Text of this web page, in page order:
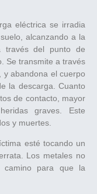
eléctrica se irradia
alcanzando a la
del punto de
Se transmite a través
y abandona el cuerpo
la descarga. Cuanto
de contacto, mayor
graves. Este
y muertes.
esté tocando un
Los metales no
para que la